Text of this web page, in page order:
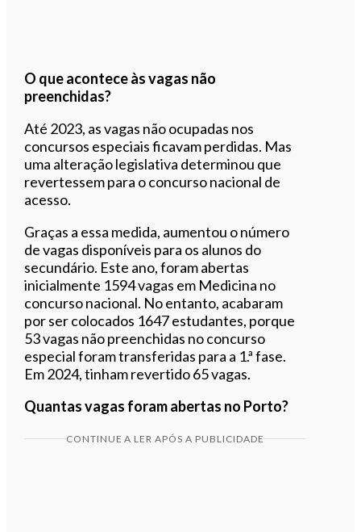
O que acontece às vagas não
preenchidas?
Até 2023, as vagas não ocupadas nos
concursos especiais ficavam perdidas. Mas
uma alteração legislativa determinou que
revertessem para o concurso nacional de
acesso.
Graças a essa medida, aumentou o número
de vagas disponíveis para os alunos do
secundário. Este ano, foram abertas
inicialmente 1594 vagas em Medicina no
concurso nacional. No entanto, acabaram
por ser colocados 1647 estudantes, porque
53 vagas não preenchidas no concurso
especial foram transferidas para a 1.ª fase.
Em 2024, tinham revertido 65 vagas.
Quantas vagas foram abertas no Porto?
CONTINUE A LER APÓS A PUBLICIDADE